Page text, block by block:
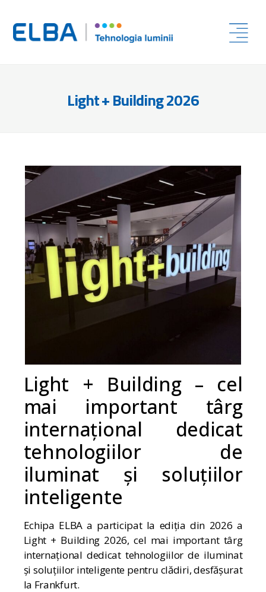
Light + Building 2026
Light + Building – cel
mai important târg
internațional dedicat
tehnologiilor de
iluminat și soluțiilor
inteligente
Echipa ELBA a participat la ediția din 2026 a
Light + Building 2026, cel mai important târg
internațional dedicat tehnologiilor de iluminat
și soluțiilor inteligente pentru clădiri, desfășurat
la Frankfurt.